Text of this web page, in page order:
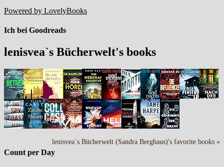
Powered by LovelyBooks
Ich bei Goodreads
lenisvea`s Bücherwelt's books
lenisvea`s Bücherwelt (Sandra Berghaus)'s favorite books »
Count per Day